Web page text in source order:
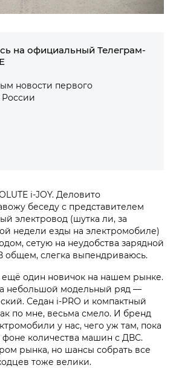
на официальный Телеграм-
новости первого
i‑JOY. Деловито
беседу с представителем
электровод (шутка ли, за
недели езды на электромобиле)
сетую на неудобства зарядной
общем, слегка выпендриваюсь.
ещё один новичок на нашем рынке.
небольшой модельный ряд —
Седан i‑PRO и компактный
по мне, весьма смело. И бренд
у нас, чего уж там, пока
фоне количества машин с ДВС.
рынка, но шансы собрать все
тоже велики.